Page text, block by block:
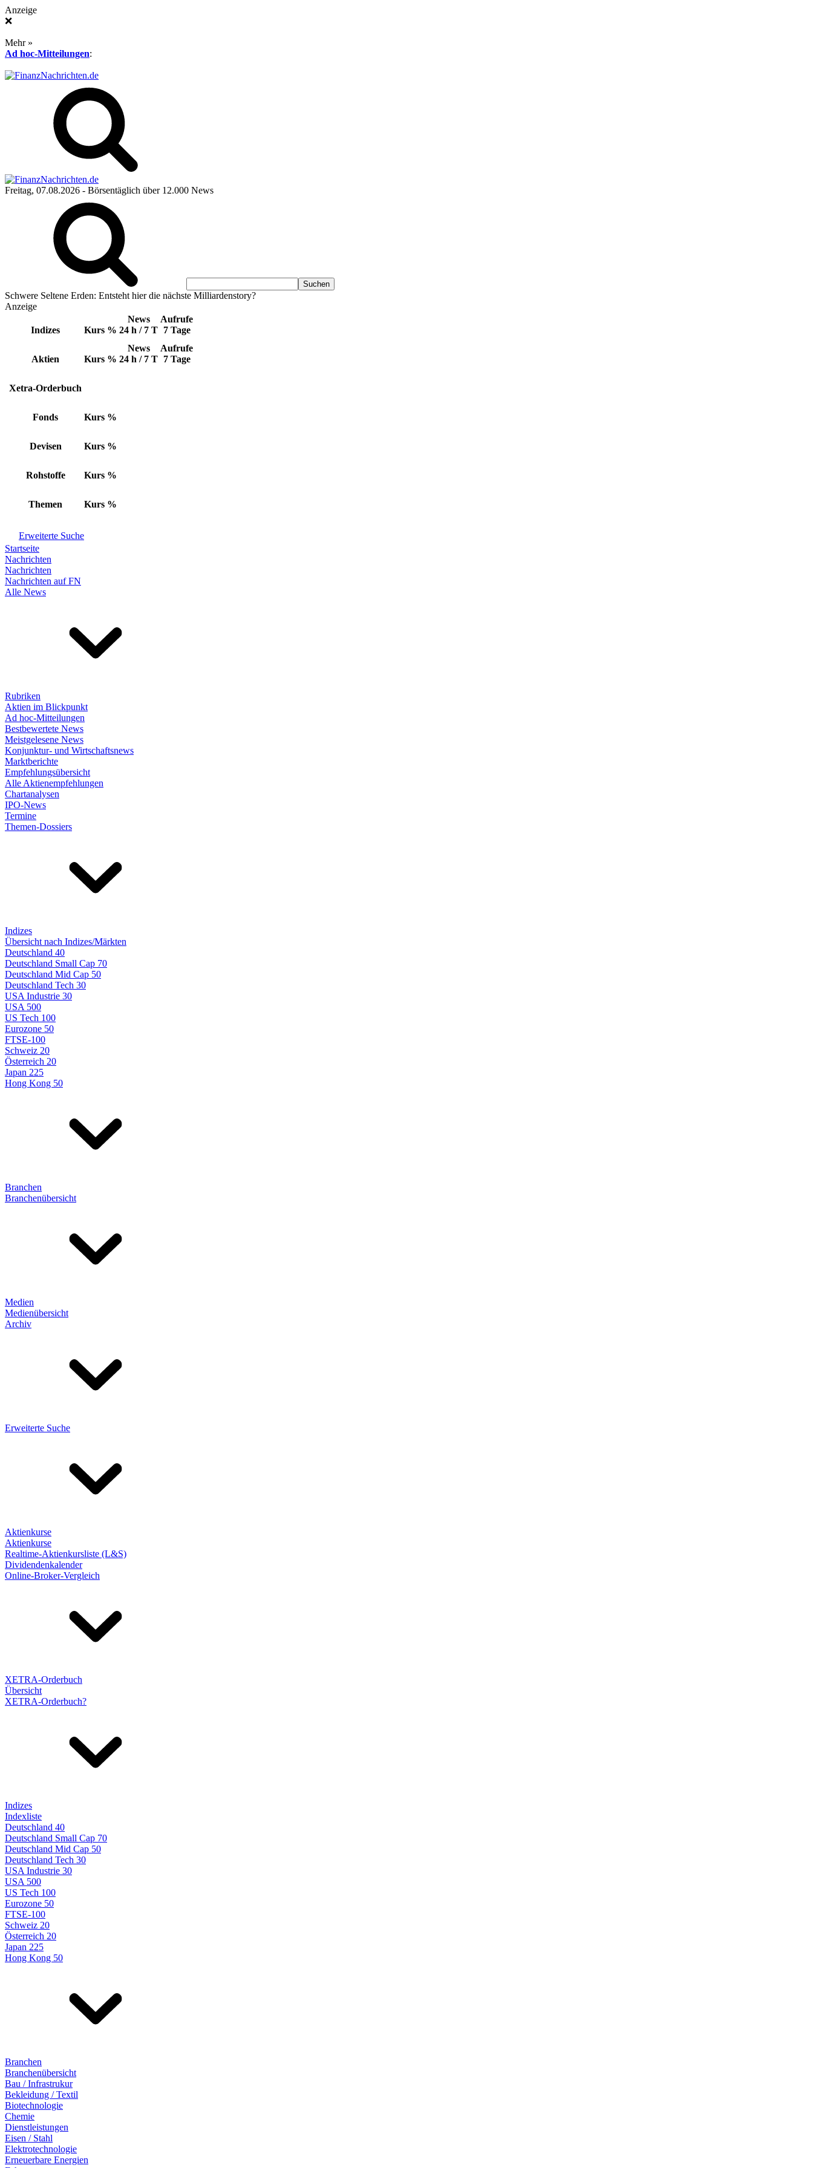
Anzeige
❌
Mehr »
Ad hoc-Mitteilungen:
Freitag, 07.08.2026 - Börsentäglich über 12.000 News
Schwere Seltene Erden: Entsteht hier die nächste Milliardenstory?
Anzeige
Indizes Kurs %
News
24 h / 7 T
Aufrufe
7 Tage
Aktien Kurs %
News
24 h / 7 T
Aufrufe
7 Tage
Xetra-Orderbuch
Fonds Kurs %
Devisen Kurs %
Rohstoffe Kurs %
Themen Kurs %
Erweiterte Suche
Startseite
Nachrichten
Nachrichten
Nachrichten auf FN
Alle News
Rubriken
Aktien im Blickpunkt
Ad hoc-Mitteilungen
Bestbewertete News
Meistgelesene News
Konjunktur- und Wirtschaftsnews
Marktberichte
Empfehlungsübersicht
Alle Aktienempfehlungen
Chartanalysen
IPO-News
Termine
Themen-Dossiers
Indizes
Übersicht nach Indizes/Märkten
Deutschland 40
Deutschland Small Cap 70
Deutschland Mid Cap 50
Deutschland Tech 30
USA Industrie 30
USA 500
US Tech 100
Eurozone 50
FTSE-100
Schweiz 20
Österreich 20
Japan 225
Hong Kong 50
Branchen
Branchenübersicht
Medien
Medienübersicht
Archiv
Erweiterte Suche
Aktienkurse
Aktienkurse
Realtime-Aktienkursliste (L&S)
Dividendenkalender
Online-Broker-Vergleich
XETRA-Orderbuch
Übersicht
XETRA-Orderbuch?
Indizes
Indexliste
Deutschland 40
Deutschland Small Cap 70
Deutschland Mid Cap 50
Deutschland Tech 30
USA Industrie 30
USA 500
US Tech 100
Eurozone 50
FTSE-100
Schweiz 20
Österreich 20
Japan 225
Hong Kong 50
Branchen
Branchenübersicht
Bau / Infrastrukur
Bekleidung / Textil
Biotechnologie
Chemie
Dienstleistungen
Eisen / Stahl
Elektrotechnologie
Erneuerbare Energien